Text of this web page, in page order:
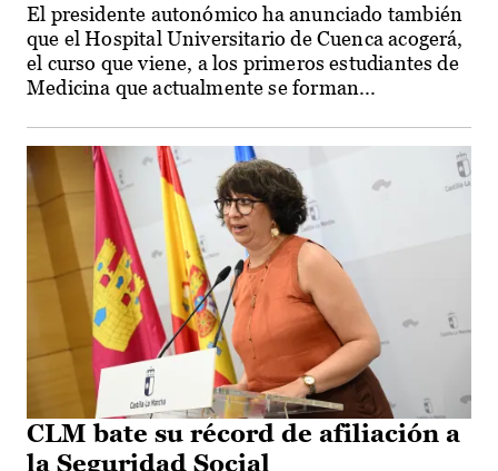
El presidente autonómico ha anunciado también
que el Hospital Universitario de Cuenca acogerá,
el curso que viene, a los primeros estudiantes de
Medicina que actualmente se forman...
CLM bate su récord de afiliación a
la Seguridad Social